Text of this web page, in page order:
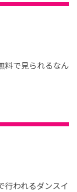
料で見られるなん
行われるダンスイ